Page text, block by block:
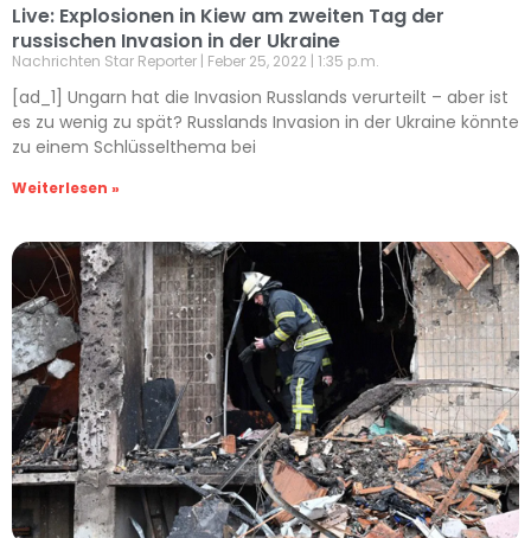
Live: Explosionen in Kiew am zweiten Tag der
russischen Invasion in der Ukraine
Nachrichten Star Reporter Feber 25, 2022 1:35 p.m.
[ad_1] Ungarn hat die Invasion Russlands verurteilt – aber ist
es zu wenig zu spät? Russlands Invasion in der Ukraine könnte
zu einem Schlüsselthema bei
Weiterlesen »